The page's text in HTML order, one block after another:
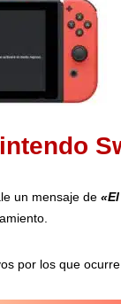
un mensaje de
por los que